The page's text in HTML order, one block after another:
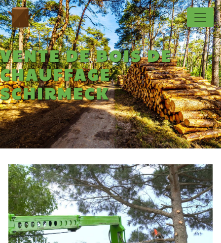
Panneau de gestion des cookies
VENTE DE BOIS DE
CHAUFFAGE
SCHIRMECK